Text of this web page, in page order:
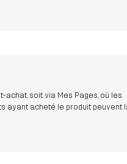
soit via Mes Pages, où les
ayant acheté le produit peuvent